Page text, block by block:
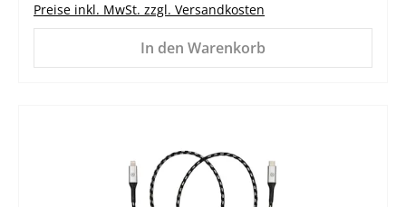
Preise inkl. MwSt. zzgl. Versandkosten
In den Warenkorb